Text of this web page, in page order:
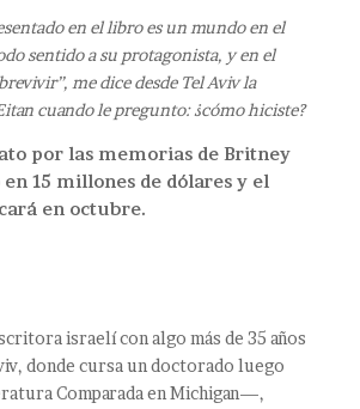
en el libro es un mundo en el
sentido a su protagonista, y en el
me dice desde Tel Aviv la
cuando le pregunto: ¿cómo hiciste?
por las memorias de Britney
15 millones de dólares y el
en octubre.
israelí con algo más de 35 años
donde cursa un doctorado luego
Comparada en Michigan—,